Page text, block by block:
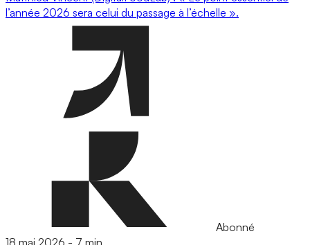
l’année 2026 sera celui du passage à l’échelle ».
Abonné
18 mai 2026 - 7 min